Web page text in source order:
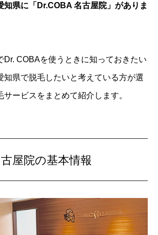
知県に「Dr.COBA 名古屋院」がありま
Dr. COBAを使うときに知っておきたい
知県で脱毛したいと考えている方が選
サービスをまとめて紹介します。
屋院の基本情報